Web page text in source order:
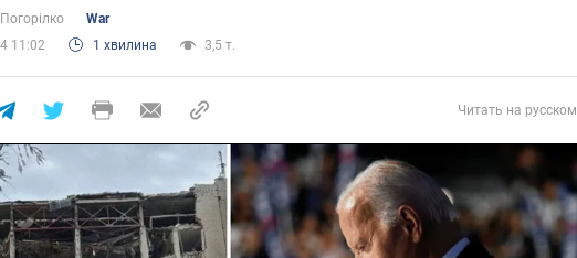
War
11:02
1 хвилина 3,5 т.
Читать на русском